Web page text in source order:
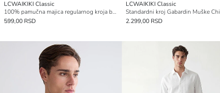
LCWAIKIKI Classic
100% pamučna majica regularnog kroja basic
599,00 RSD
LCWAIKIKI Classic
2.299,00 RSD